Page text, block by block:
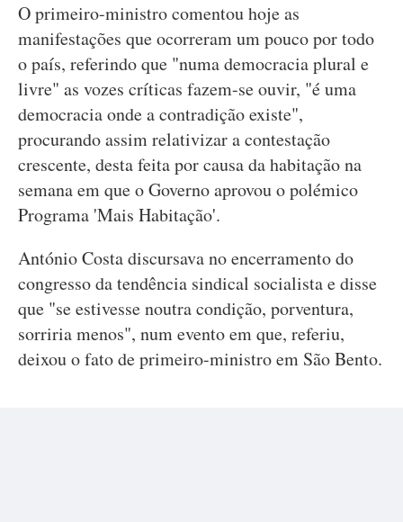
O primeiro-ministro comentou hoje as
manifestações que ocorreram um pouco por todo
o país, referindo que "numa democracia plural e
livre" as vozes críticas fazem-se ouvir, "é uma
democracia onde a contradição existe",
procurando assim relativizar a contestação
crescente, desta feita por causa da habitação na
semana em que o Governo aprovou o polémico
Programa 'Mais Habitação'.
António Costa discursava no encerramento do
congresso da tendência sindical socialista e disse
que "se estivesse noutra condição, porventura,
sorriria menos", num evento em que, referiu,
deixou o fato de primeiro-ministro em São Bento.